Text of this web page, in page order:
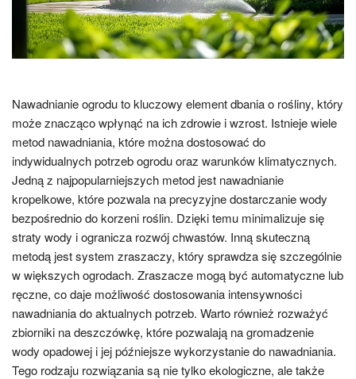
Nawadnianie ogrodu to kluczowy element dbania o rośliny, który
może znacząco wpłynąć na ich zdrowie i wzrost. Istnieje wiele
metod nawadniania, które można dostosować do
indywidualnych potrzeb ogrodu oraz warunków klimatycznych.
Jedną z najpopularniejszych metod jest nawadnianie
kropelkowe, które pozwala na precyzyjne dostarczanie wody
bezpośrednio do korzeni roślin. Dzięki temu minimalizuje się
straty wody i ogranicza rozwój chwastów. Inną skuteczną
metodą jest system zraszaczy, który sprawdza się szczególnie
w większych ogrodach. Zraszacze mogą być automatyczne lub
ręczne, co daje możliwość dostosowania intensywności
nawadniania do aktualnych potrzeb. Warto również rozważyć
zbiorniki na deszczówkę, które pozwalają na gromadzenie
wody opadowej i jej późniejsze wykorzystanie do nawadniania.
Tego rodzaju rozwiązania są nie tylko ekologiczne, ale także